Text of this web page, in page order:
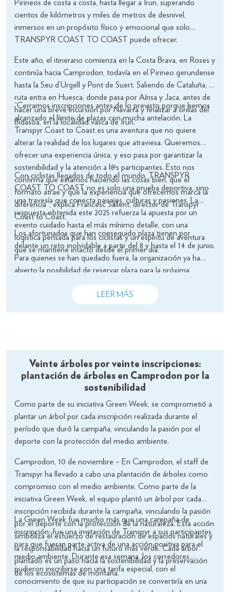
Pirineos de costa a costa, hasta llegar a Irun, superando
cientos de kilómetros y miles de metros de desnivel,
inmersos en un propósito físico y emocional que solo
TRANSPYR COAST TO COAST puede ofrecer.
Este año, el itinerario comienza en la Costa Brava, en Roses y
continúa hacia Camprodon, todavía en el Pirineo gerundense
hasta la Seu d’Urgell y Pont de Suert. Saliendo de Cataluña, la
ruta entra en Huesca, donde pasa por Aínsa y Jaca, antes de
hacer una breve incursión por Navarra y finalizar a orillas del
Bidasoa, en la localidad vasca de Irun.
“Cerramos inscripciones antes de lo previsto porque hemos
alcanzado el límite de plazas con mucha antelación. La
Transpyr Coast to Coast es una aventura que no quiere
alterar la realidad de los lugares que atraviesa. Queremos
ofrecer una experiencia única, y eso pasa por garantizar la
sostenibilidad y la atención a l@s participantes. Esto nos
confirma que estamos haciendo las cosas bien, que el
formato atrae y que la experiencia que ofrecemos marca la
diferencia”, explica Francesc Sallent, director de Transpyr
Coast to Coast.
Con ciclistas llegados de todo el mundo, TRANSPYR
COAST TO COAST no es solo una prueba deportiva, sino
una travesía que conecta paisajes, culturas y pasiones. La
respuesta obtenida este 2025 refuerza la apuesta por un
evento cuidado hasta el más mínimo detalle, con una
logística pensada para los ciclistas y un espíritu de aventura
que se mantiene intacto desde el primer día.
Los afortunados que han conseguido plaza tienen por
delante un reto inolvidable a partir del 8 y hasta el 14 de junio.
Para quienes se han quedado fuera, la organización ya ha
abierto la posibilidad de reservar plaza para la próxima
edición, que también comenzará desde Roses y promete
volver a cautivar a los amantes del ciclismo y de las grandes
LEER MÁS
Veinte árboles por veinte inscripciones:
plantación de árboles en Camprodon por la
sostenibilidad
Como parte de su iniciativa Green Week, se comprometió a
plantar un árbol por cada inscripción realizada durante el
período que duró la campaña, vinculando la pasión por el
deporte con la protección del medio ambiente.
Camprodon, 10 de noviembre – En Camprodon, el staff de
Transpyr ha llevado a cabo una plantación de árboles como
compromiso con el medio ambiente. Como parte de la
iniciativa Green Week, el equipo plantó un árbol por cada
inscripción recibida durante la campaña, vinculando la pasión
por el deporte con la protección de la naturaleza. Esta acción
simboliza el esfuerzo de restauración de espacios naturales y
la responsabilidad hacia un futuro más verde. Cada árbol
plantado es un paso hacia la sostenibilidad y la preservación
de los ecosistemas de montaña.
La Green Week fue mucho más que una campaña de
inscripción; fue una invitación de Transpyr a sus participantes
para que fueran parte activa de una acción positiva para el
medio ambiente. Durante esa semana, los corredores
pudieron inscribirse con una tarifa especial, con el
conocimiento de que su participación se convertiría en una